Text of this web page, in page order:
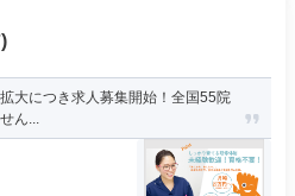
大につき求人募集開始！全国55院
ん...